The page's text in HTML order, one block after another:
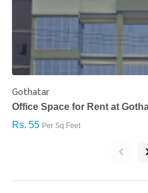
Gothatar
Office Space for Rent at
Rs. 55 Per Sq.Feet
‹